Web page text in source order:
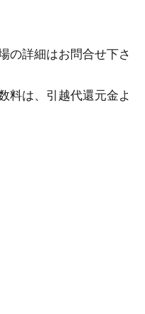
の詳細はお問合せ下さ
料は、引越代還元金よ